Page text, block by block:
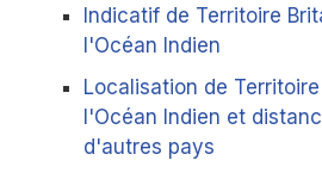
Indicatif de Territoire
l'Océan Indien
Localisation de
l'Océan Indien et
d'autres pays